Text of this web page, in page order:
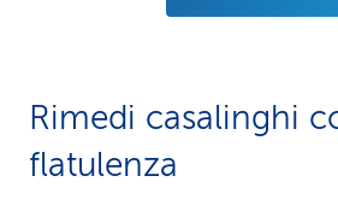
Rimedi casalinghi
flatulenza